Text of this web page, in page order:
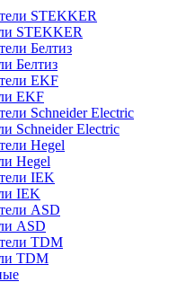
STEKKER
Белтиз
EKF
Schneider Electric
Hegel
IEK
ASD
TDM